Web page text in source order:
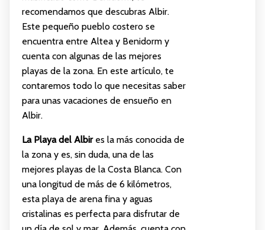
recomendamos que descubras Albir.
Este pequeño pueblo costero se
encuentra entre Altea y Benidorm y
cuenta con algunas de las mejores
playas de la zona. En este artículo, te
contaremos todo lo que necesitas saber
para unas vacaciones de ensueño en
Albir.
La Playa del Albires la más conocida de
la zona y es, sin duda, una de las
mejores playas de la Costa Blanca. Con
una longitud de más de 6 kilómetros,
esta playa de arena fina y aguas
cristalinas es perfecta para disfrutar de